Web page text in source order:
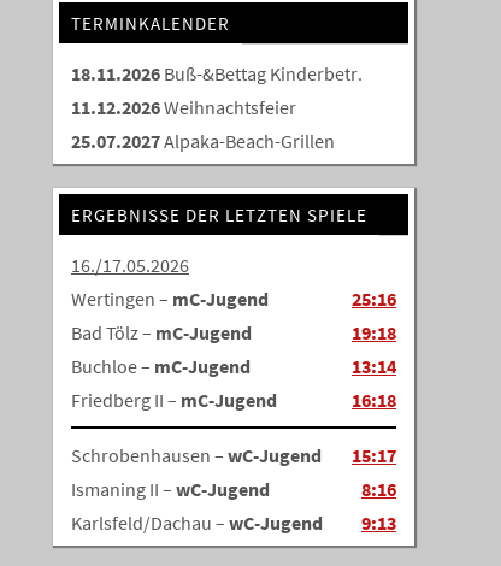
TERMINKALENDER
18.11.2026 Buß-&Bettag Kinderbetr.
11.12.2026Weihnachtsfeier
25.07.2027Alpaka-Beach-Grillen
ERGEBNISSE DER LETZTEN SPIELE
16./17.05.2026
Wertingen – mC-Jugend
25:16
Bad Tölz – mC-Jugend
19:18
Buchloe – mC-Jugend
13:14
Friedberg II – mC-Jugend 16:18
Schrobenhausen – wC-Jugend
15:17
Ismaning II – wC-Jugend
8:16
Karlsfeld/Dachau – wC-Jugend 9:13